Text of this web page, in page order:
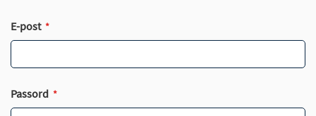
E-post
Passord